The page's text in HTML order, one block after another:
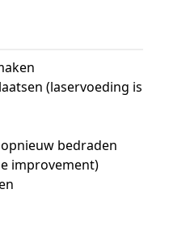
(laservoeding is
bedraden
improvement)